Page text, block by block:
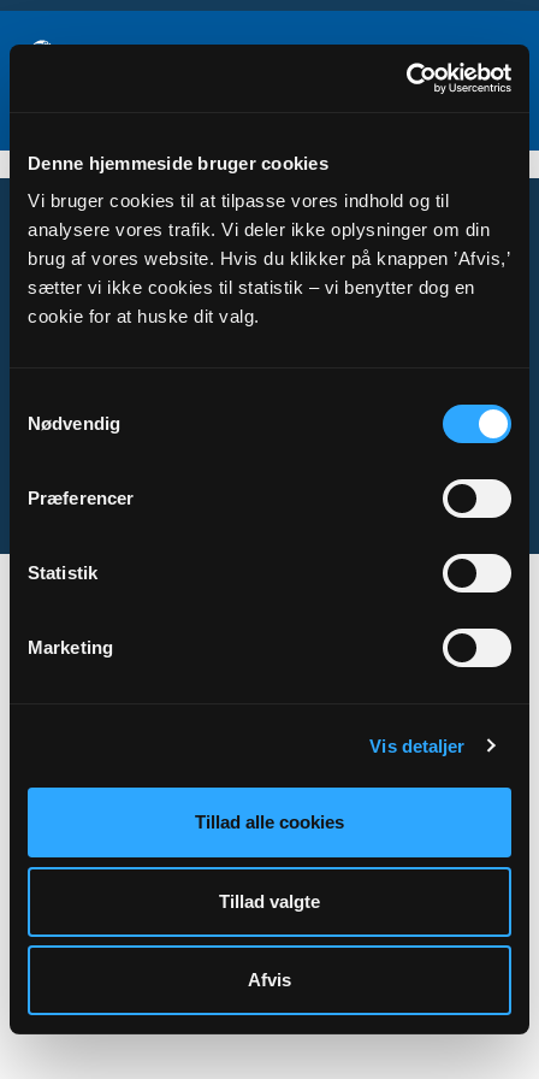
Denne hjemmeside bruger cookies
Vi bruger cookies til at tilpasse vores indhold og til
analysere vores trafik. Vi deler ikke oplysninger om din
brug af vores website. Hvis du klikker på knappen ’Afvis,’
sætter vi ikke cookies til statistik – vi benytter dog en
cookie for at huske dit valg.
Nødvendig
Præferencer
Statistik
Marketing
Vis detaljer
Tillad alle cookies
Tillad valgte
Afvis
Om Sogn.dk
Sogn.dk/admin